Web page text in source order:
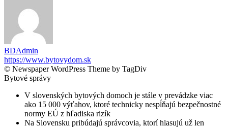
BDAdmin
https://www.bytovydom.sk
© Newspaper WordPress Theme by TagDiv
Bytové správy
V slovenských bytových domoch je stále v prevádzke viac
ako 15 000 výťahov, ktoré technicky nespĺňajú bezpečnostné
normy EÚ z hľadiska rizík
Na Slovensku pribúdajú správcovia, ktorí hlasujú už len